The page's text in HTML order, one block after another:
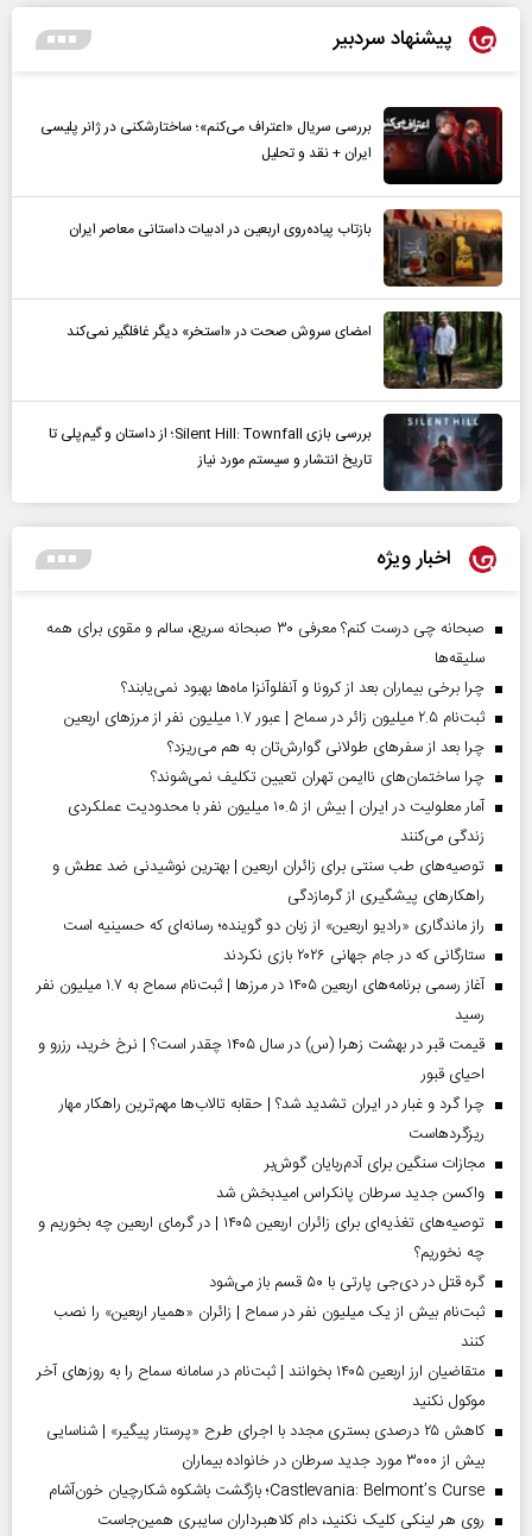
پیشنهاد سردبیر
بررسی سریال «اعتراف می‌کنم»؛ ساختارشکنی در ژانر پلیسی
ایران + نقد و تحلیل
بازتاب پیاده‌روی اربعین در ادبیات داستانی معاصر ایران
امضای سروش صحت در «استخر» دیگر غافلگیر نمی‌کند
بررسی بازی Silent Hill: Townfall؛ از داستان و گیم‌پلی تا
تاریخ انتشار و سیستم مورد نیاز
اخبار ویژه
صبحانه چی درست کنم؟ معرفی ۳۰ صبحانه سریع، سالم و مقوی برای همه
سلیقه‌ها
چرا برخی بیماران بعد از کرونا و آنفلوآنزا ماه‌ها بهبود نمی‌یابند؟
ثبت‌نام ۲.۵ میلیون زائر در سماح | عبور ۱.۷ میلیون نفر از مرز‌های اربعین
چرا بعد از سفرهای طولانی گوارش‌تان به هم می‌ریزد؟
چرا ساختمان‌های ناایمن تهران تعیین تکلیف نمی‌شوند؟
آمار معلولیت در ایران | بیش از ۱۰.۵ میلیون نفر با محدودیت عملکردی
زندگی می‌کنند
توصیه‌های طب سنتی برای زائران اربعین | بهترین نوشیدنی ضد عطش و
راهکارهای پیشگیری از گرمازدگی
راز ماندگاری «رادیو اربعین» از زبان دو گوینده؛ رسانه‌ای که حسینیه است
ستارگانی که در جام جهانی ۲۰۲۶ بازی نکردند
آغاز رسمی برنامه‌های اربعین ۱۴۰۵ در مرز‌ها | ثبت‌نام سماح به ۱.۷ میلیون نفر
رسید
قیمت قبر در بهشت زهرا (س) در سال ۱۴۰۵ چقدر است؟ | نرخ خرید، رزرو و
احیای قبور
چرا گرد و غبار در ایران تشدید شد؟ | حقابه تالاب‌ها مهم‌ترین راهکار مهار
ریزگردهاست
مجازات سنگین برای آدم‌ربایان گوش‌بر
واکسن جدید سرطان پانکراس امیدبخش شد
توصیه‌های تغذیه‌ای برای زائران اربعین ۱۴۰۵ | در گرمای اربعین چه بخوریم و
چه نخوریم؟
گره قتل در دی‌جی پارتی با ۵۰ قسم باز می‌شود
ثبت‌نام بیش از یک میلیون نفر در سماح | زائران «همیار اربعین» را نصب
کنند
متقاضیان ارز اربعین ۱۴۰۵ بخوانند | ثبت‌نام در سامانه سماح را به روز‌های آخر
موکول نکنید
کاهش ۲۵ درصدی بستری مجدد با اجرای طرح «پرستار پیگیر» | شناسایی
بیش از ۳۰۰۰ مورد جدید سرطان در خانواده بیماران
Castlevania: Belmont’s Curse؛ بازگشت باشکوه شکارچیان خون‌آشام
روی هر لینکی کلیک نکنید، دام کلاهبرداران سایبری همین‌جاست